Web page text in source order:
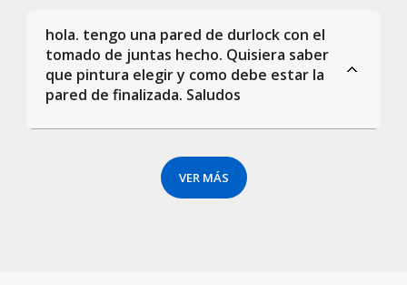
hola. tengo una pared de durlock con el
tomado de juntas hecho. Quisiera saber
que pintura elegir y como debe estar la
pared de finalizada. Saludos
VER MÁS